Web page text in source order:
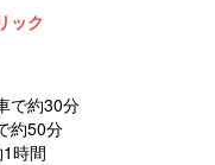
ック
で約30分
約50分
時間